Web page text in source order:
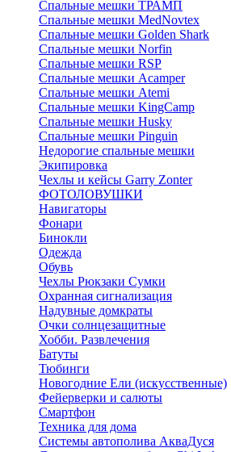
Спальные мешки ТРАМП
Cпальные мешки MedNovtex
Спальные мешки Golden Shark
Спальные мешки Norfin
Спальные мешки RSP
Спальные мешки Acamper
Спальные мешки Atemi
Спальные мешки KingCamp
Спальные мешки Husky
Спальные мешки Pinguin
Недорогие спальные мешки
Экипировка
Чехлы и кейсы Garry Zonter
ФОТОЛОВУШКИ
Навигаторы
Фонари
Бинокли
Одежда
Обувь
Чехлы Рюкзаки Сумки
Охранная сигнализация
Надувные домкраты
Очки солнцезащитные
Хобби. Развлечения
Батуты
Тюбинги
Новогодние Ели (искусственные)
Фейерверки и салюты
Смартфон
Техника для дома
Системы автополива АкваДуся